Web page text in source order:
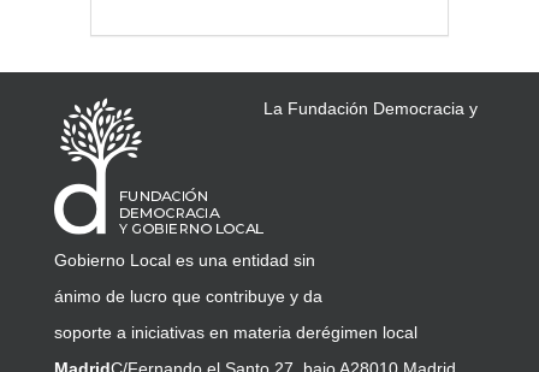
La Fundación Democracia y
Gobierno Local es una entidad sin
ánimo de lucro que contribuye y da
soporte a iniciativas en materia derégimen local